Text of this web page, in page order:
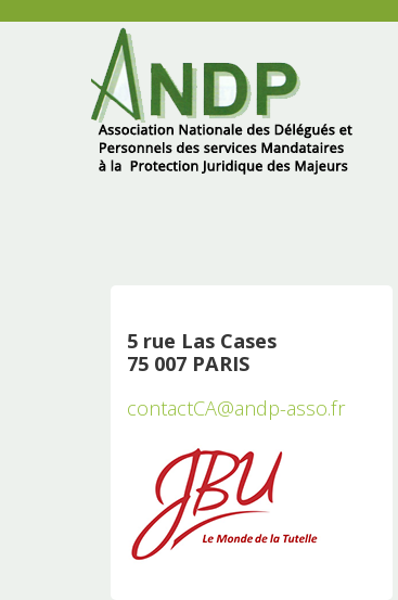
5 rue Las Cases
75 007 PARIS
contactCA@andp-asso.fr